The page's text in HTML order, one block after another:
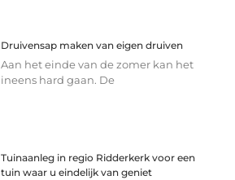
Druivensap maken van eigen druiven
Aan het einde van de zomer kan het
ineens hard gaan. De
Tuinaanleg in regio Ridderkerk voor een
tuin waar u eindelijk van geniet